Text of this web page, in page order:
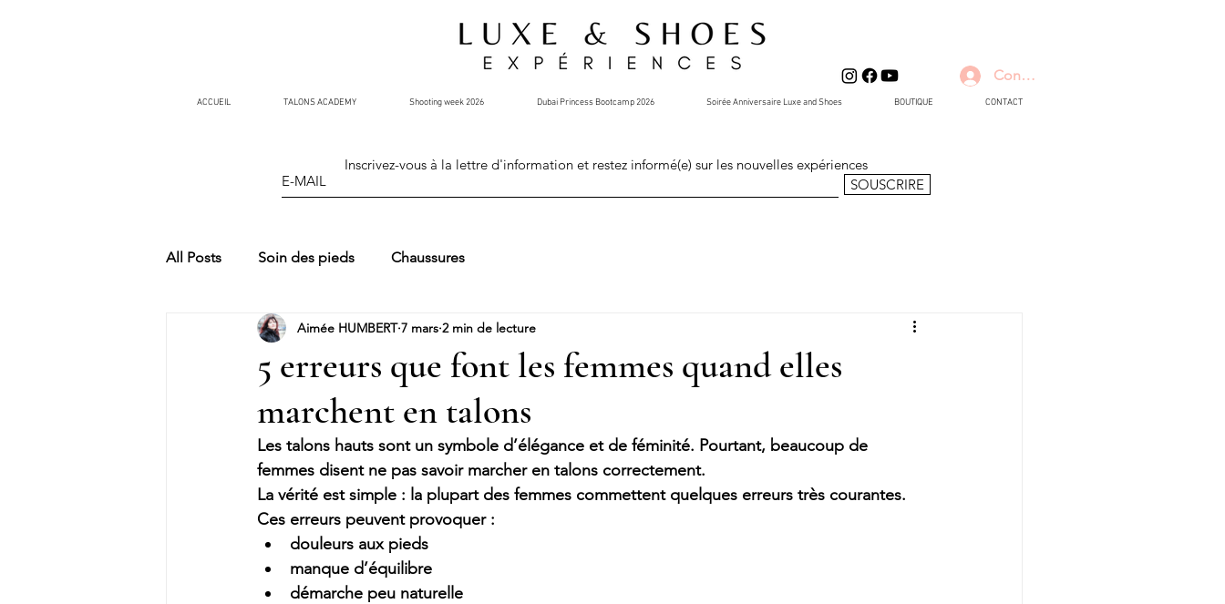
Connexion
ACCUEIL TALONS ACADEMY Shooting week 2026 Dubai Princess Bootcamp 2026 Soirée Anniversaire Luxe and Shoes BOUTIQUE CONTACT
Inscrivez-vous à la lettre d'information et restez informé(e) sur les nouvelles expériences
SOUSCRIRE
All Posts Soin des pieds Chaussures
5 erreurs que font les femmes quand elles
marchent en talons
Aimée HUMBERT 7 mars 2 min de lecture
Les talons hauts sont un symbole d’élégance et de féminité. Pourtant, beaucoup de
femmes disent ne pas savoir marcher en talons correctement.
La vérité est simple : la plupart des femmes commettent quelques erreurs très courantes.
Ces erreurs peuvent provoquer :
douleurs aux pieds
manque d’équilibre
démarche peu naturelle